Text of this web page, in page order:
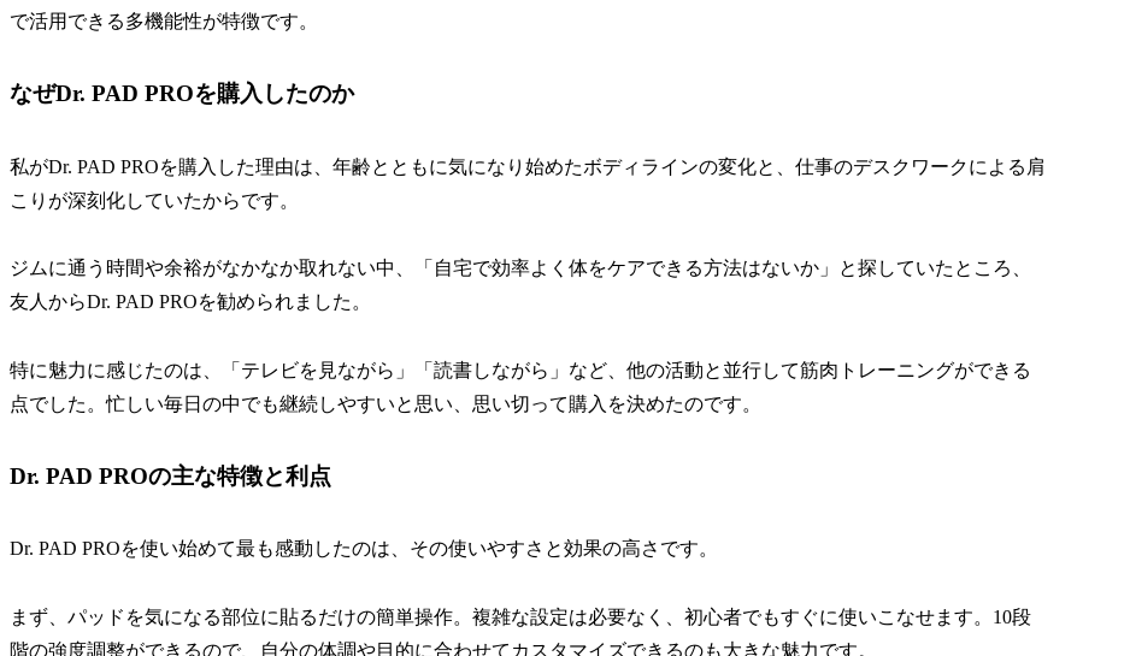
で活用できる多機能性が特徴です。
なぜDr. PAD PROを購入したのか
私がDr. PAD PROを購入した理由は、年齢とともに気になり始めたボディラインの変化と、仕事のデスクワークによる肩
こりが深刻化していたからです。
ジムに通う時間や余裕がなかなか取れない中、「自宅で効率よく体をケアできる方法はないか」と探していたところ、
友人からDr. PAD PROを勧められました。
特に魅力に感じたのは、「テレビを見ながら」「読書しながら」など、他の活動と並行して筋肉トレーニングができる
点でした。忙しい毎日の中でも継続しやすいと思い、思い切って購入を決めたのです。
Dr. PAD PROの主な特徴と利点
Dr. PAD PROを使い始めて最も感動したのは、その使いやすさと効果の高さです。
まず、パッドを気になる部位に貼るだけの簡単操作。複雑な設定は必要なく、初心者でもすぐに使いこなせます。10段
階の強度調整ができるので、自分の体調や目的に合わせてカスタマイズできるのも大きな魅力です。